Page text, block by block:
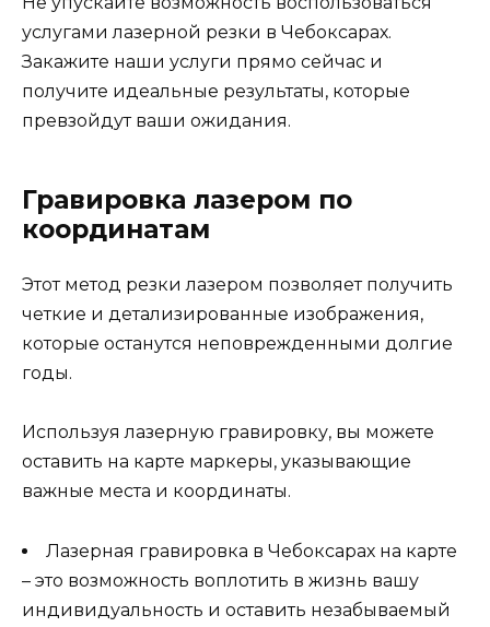
услугами лазерной резки в Чебоксарах.
Закажите наши услуги прямо сейчас и
получите идеальные результаты, которые
превзойдут ваши ожидания.
Гравировка лазером по
координатам
Этот метод резки лазером позволяет получить
четкие и детализированные изображения,
которые останутся неповрежденными долгие
годы.
Используя лазерную гравировку, вы можете
оставить на карте маркеры, указывающие
важные места и координаты.
Лазерная гравировка в Чебоксарах на карте
– это возможность воплотить в жизнь вашу
индивидуальность и оставить незабываемый